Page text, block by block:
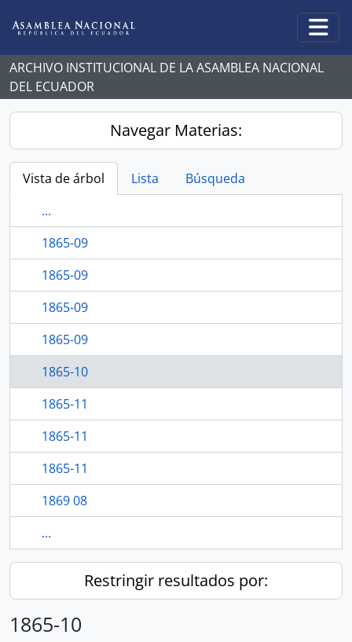
ARCHIVO INSTITUCIONAL DE LA ASAMBLEA NACIONAL
DEL ECUADOR
Navegar Materias:
Vista de árbol Lista
Búsqueda
...
1865-09
1865-09
1865-09
1865-09
1865-10
1865-11
1865-11
1865-11
1869 08
...
Restringir resultados por:
1865-10